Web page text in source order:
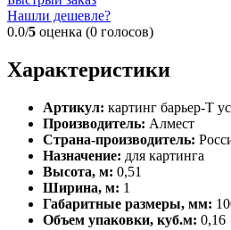
Нашли дешевле?
0.0/5 оценка (0 голосов)
Характеристики
Артикул: картинг барьер-Т
Производитель: Алмест
Страна-производитель:
Назначение: для картинга
Высота, м: 0,51
Ширина, м: 1
Габаритные размеры, мм:
Объем упаковки, куб.м: 0,16